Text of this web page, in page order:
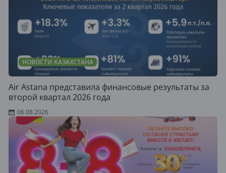
НОВОСТИ КАЗАХСТАНА
Air Astana представила финансовые результаты за
второй квартал 2026 года
06.08.2026